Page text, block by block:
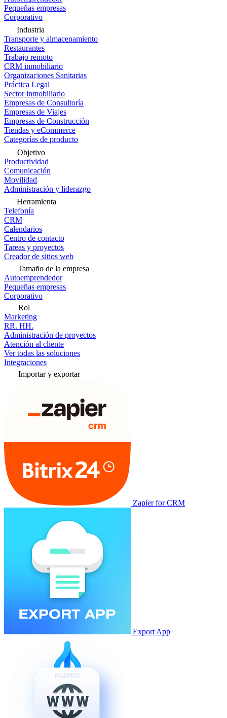
Pequeñas empresas
Corporativo
Industria
Transporte y almacenamiento
Restaurantes
Trabajo remoto
CRM inmobiliario
Organizaciones Sanitarias
Práctica Legal
Sector inmobiliario
Empresas de Consultoría
Empresas de Viajes
Empresas de Construcción
Tiendas y eCommerce
Categorías de producto
Objetivo
Productividad
Comunicación
Movilidad
Administración y liderazgo
Herramienta
Telefonía
CRM
Calendarios
Centro de contacto
Tareas y proyectos
Creador de sitios web
Tamaño de la empresa
Autoemprendedor
Pequeñas empresas
Corporativo
Rol
Marketing
RR. HH.
Administración de proyectos
Atención al cliente
Ver todas las soluciones
Integraciones
Importar y exportar
Zapier for CRM
Export App